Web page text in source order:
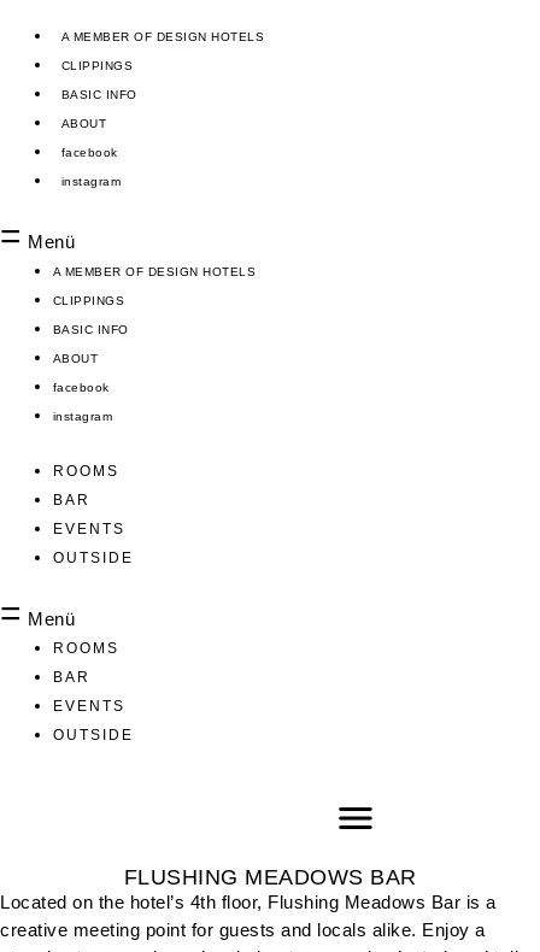
Inhalt
springen
A MEMBER OF DESIGN HOTELS
CLIPPINGS
BASIC INFO
ABOUT
facebook
instagram
Menü
A MEMBER OF DESIGN HOTELS
CLIPPINGS
BASIC INFO
ABOUT
facebook
instagram
ROOMS
BAR
EVENTS
OUTSIDE
Menü
ROOMS
BAR
EVENTS
OUTSIDE
FLUSHING MEADOWS BAR
Located on the hotel’s 4th floor, Flushing Meadows Bar is a
creative meeting point for guests and locals alike. Enjoy a